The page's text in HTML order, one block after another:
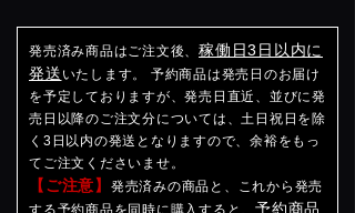
発売済み商品はご注文後、 稼働日3日以内に
発送 いたします。 予約商品は発売日のお届け
を予定しておりますが、発売日直近、並びに発
売日以降のご注文分については、土日祝日を除
く3日以内の発送となりますので、余裕をもっ
てご注文くださいませ。
【ご注意】 発売済みの商品と、これから発売
する予約商品を同時に購入すると、 予約商品